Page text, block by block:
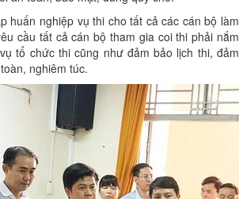
huấn nghiệp vụ thi cho tất cả các cán bộ làm
cầu tất cả cán bộ tham gia coi thi phải nắm
tổ chức thi cũng như đảm bảo lịch thi, đảm
nghiêm túc.